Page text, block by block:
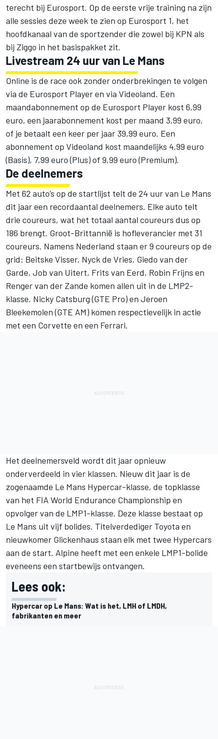
terecht bij Eurosport. Op de eerste vrije training na zijn
alle sessies deze week te zien op Eurosport 1, het
hoofdkanaal van de sportzender die zowel bij KPN als
bij Ziggo in het basispakket zit.
Livestream 24 uur van Le Mans
Online is de race ook zonder onderbrekingen te volgen
via de Eurosport Player en via Videoland. Een
maandabonnement op de Eurosport Player kost 6,99
euro, een jaarabonnement kost per maand 3,99 euro,
of je betaalt een keer per jaar 39,99 euro. Een
abonnement op Videoland kost maandelijks 4,99 euro
(Basis), 7,99 euro (Plus) of 9,99 euro (Premium).
De deelnemers
Met 62 auto’s op de startlijst telt de 24 uur van Le Mans
dit jaar een recordaantal deelnemers. Elke auto telt
drie coureurs, wat het totaal aantal coureurs dus op
186 brengt. Groot-Brittannië is hofleverancier met 31
coureurs. Namens Nederland staan er 9 coureurs op de
grid: Beitske Visser, Nyck de Vries, Giedo van der
Garde, Job van Uitert, Frits van Eerd, Robin Frijns en
Renger van der Zande komen allen uit in de LMP2-
klasse. Nicky Catsburg (GTE Pro) en Jeroen
Bleekemolen (GTE AM) komen respectievelijk in actie
met een Corvette en een Ferrari.
Het deelnemersveld wordt dit jaar opnieuw
onderverdeeld in vier klassen. Nieuw dit jaar is de
zogenaamde Le Mans Hypercar-klasse, de topklasse
van het FIA World Endurance Championship en
opvolger van de LMP1-klasse. Deze klasse bestaat op
Le Mans uit vijf bolides. Titelverdediger Toyota en
nieuwkomer Glickenhaus staan elk met twee Hypercars
aan de start. Alpine heeft met een enkele LMP1-bolide
eveneens een startbewijs ontvangen.
Lees ook:
Hypercar op Le Mans: Wat is het, LMH of LMDH,
fabrikanten en meer